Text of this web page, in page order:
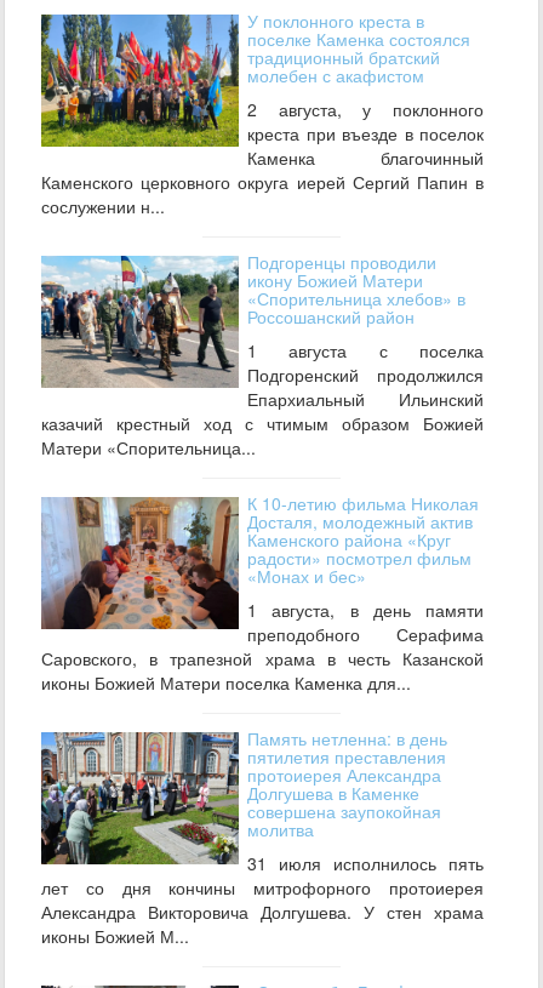
У поклонного креста в
поселке Каменка состоялся
традиционный братский
молебен с акафистом
2 августа, у поклонного
креста при въезде в поселок
Каменка благочинный
Каменского церковного округа иерей Сергий Папин в
сослужении н...
Подгоренцы проводили
икону Божией Матери
«Спорительница хлебов» в
Россошанский район
1 августа с поселка
Подгоренский продолжился
Епархиальный Ильинский
казачий крестный ход с чтимым образом Божией
Матери «Спорительница...
К 10-летию фильма Николая
Досталя, молодежный актив
Каменского района «Круг
радости» посмотрел фильм
«Монах и бес»
1 августа, в день памяти
преподобного Серафима
Саровского, в трапезной храма в честь Казанской
иконы Божией Матери поселка Каменка для...
Память нетленна: в день
пятилетия преставления
протоиерея Александра
Долгушева в Каменке
совершена заупокойная
молитва
31 июля исполнилось пять
лет со дня кончины митрофорного протоиерея
Александра Викторовича Долгушева. У стен храма
иконы Божией М...